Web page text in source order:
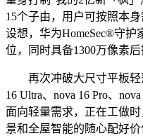
15个子由，用户可按照本
设想，华为HomeSec®守
位，同时具备1300万像素后
再次冲破大尺寸平板轻
16 Ultra、nova 16 Pro、
面向轻量需求，正在工做
景和全屋智能的随心配好